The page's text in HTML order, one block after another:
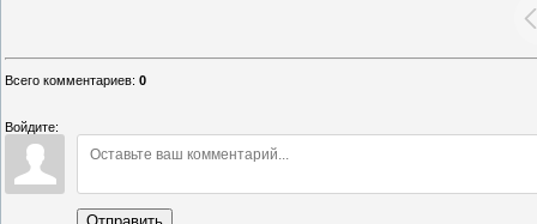
Всего комментариев: 0
Войдите: